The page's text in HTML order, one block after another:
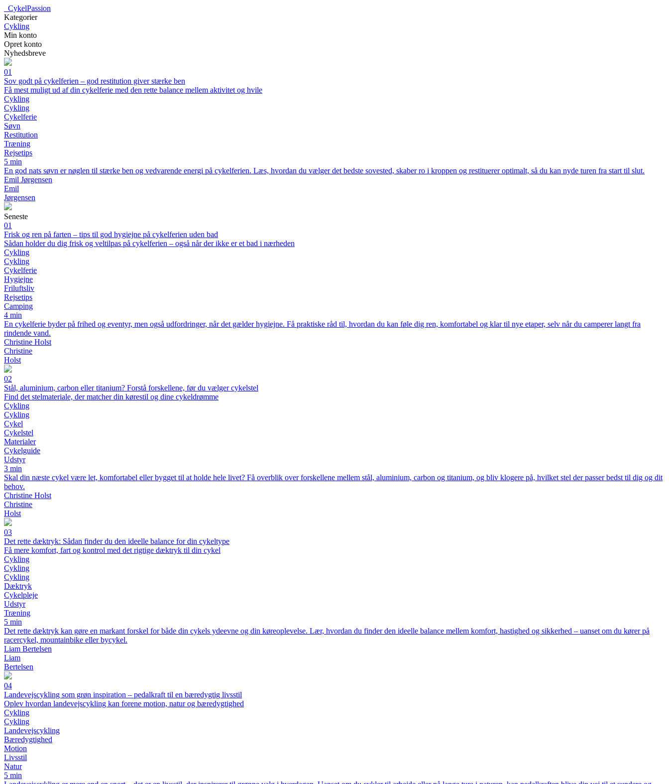
CykelPassion
Kategorier
Cykling
Min konto
Opret konto
Nyhedsbreve
01
Sov godt på cykelferien – god restitution giver stærke ben
Få mest muligt ud af din cykelferie med den rette balance mellem aktivitet og hvile
Cykling
Cykling
Cykelferie
Søvn
Restitution
Træning
Rejsetips
5 min
En god nats søvn er nøglen til stærke ben og vedvarende energi på cykelferien. Læs, hvordan du vælger det bedste sovested, skaber ro i kroppen og restituerer optimalt, så du kan nyde turen fra start til slut.
Emil Jørgensen
Emil
Jørgensen
Seneste
01
Frisk og ren på farten – tips til god hygiejne på cykelferien uden bad
Sådan holder du dig frisk og veltilpas på cykelferien – også når der ikke er et bad i nærheden
Cykling
Cykling
Cykelferie
Hygiejne
Friluftsliv
Rejsetips
Camping
4 min
En cykelferie byder på frihed og eventyr, men også udfordringer, når det gælder hygiejne. Få praktiske råd til, hvordan du kan føle dig ren, komfortabel og klar til nye etaper, selv når du camperer langt fra
rindende vand.
Christine Holst
Christine
Holst
02
Stål, aluminium, carbon eller titanium? Forstå forskellene, før du vælger cykelstel
Find det stelmateriale, der matcher din kørestil og dine cykeldrømme
Cykling
Cykling
Cykel
Cykelstel
Materialer
Cykelguide
Udstyr
3 min
Skal din næste cykel være let, komfortabel eller bygget til at holde hele livet? Få overblik over forskellene mellem stål, aluminium, carbon og titanium, og bliv klogere på, hvilket stel der passer bedst til dig og dit
behov.
Christine Holst
Christine
Holst
03
Det rette dæktryk: Sådan finder du den ideelle balance for din cykeltype
Få mere komfort, fart og kontrol med det rigtige dæktryk til din cykel
Cykling
Cykling
Cykling
Dæktryk
Cykelpleje
Udstyr
Træning
5 min
Det rette dæktryk kan gøre en markant forskel for både din cykels ydeevne og din køreoplevelse. Lær, hvordan du finder den ideelle balance mellem komfort, hastighed og sikkerhed – uanset om du kører på
racercykel, mountainbike eller bycykel.
Liam Bertelsen
Liam
Bertelsen
04
Landevejscykling som grøn inspiration – pedalkraft til en bæredygtig livsstil
Oplev hvordan landevejscykling kan forene motion, natur og bæredygtighed
Cykling
Cykling
Landevejscykling
Bæredygtighed
Motion
Livsstil
Natur
5 min